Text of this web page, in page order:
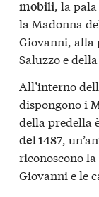
mobili, la
la Madonna
Giovanni, alla
Saluzzo e
All’interno
dispongono i
della predella
del 1487,
riconoscono
Giovanni e le